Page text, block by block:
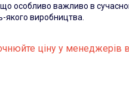
що особливо важливо в
виробництва.
ціну у менеджерів